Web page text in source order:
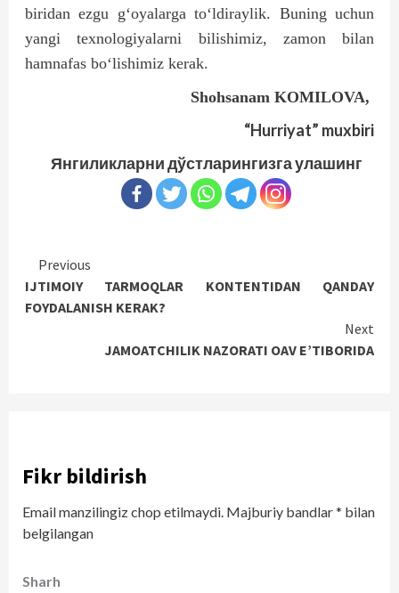
biridan ezgu g‘oyalarga to‘ldiraylik. Buning uchun
yangi texnologiyalarni bilishimiz, zamon bilan
hamnafas bo‘lishimiz kerak.
Shohsanam KOMILOVA,
“Hurriyat” muxbiri
Янгиликларни дўстларингизга улашинг
Continue
Reading
Previous
IJTIMOIY TARMOQLAR KONTENTIDAN QANDAY
FOYDALANISH KERAK?
Next
JAMOATCHILIK NAZORATI OAV E’TIBORIDA
Fikr bildirish
Email manzilingiz chop etilmaydi. Majburiy bandlar* bilan
belgilangan
Sharh